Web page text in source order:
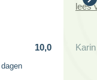
10,0
lees